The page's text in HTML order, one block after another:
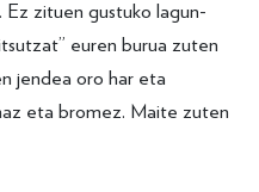
zituen gustuko lagun-
euren burua zuten
jendea oro har eta
eta bromez. Maite zuten